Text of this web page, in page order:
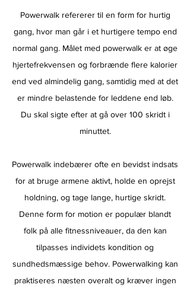
Powerwalk refererer til en form for hurtig
gang, hvor man går i et hurtigere tempo end
normal gang. Målet med powerwalk er at øge
hjertefrekvensen og forbrænde flere kalorier
end ved almindelig gang, samtidig med at det
er mindre belastende for leddene end løb.
Du skal sigte efter at gå over 100 skridt i
minuttet.
Powerwalk indebærer ofte en bevidst indsats
for at bruge armene aktivt, holde en oprejst
holdning, og tage lange, hurtige skridt.
Denne form for motion er populær blandt
folk på alle fitnessniveauer, da den kan
tilpasses individets kondition og
sundhedsmæssige behov. Powerwalking kan
praktiseres næsten overalt og kræver ingen